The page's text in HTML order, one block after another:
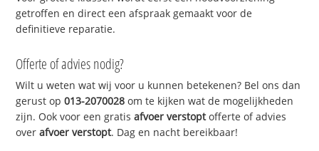
getroffen en direct een afspraak gemaakt voor de
definitieve reparatie.
Offerte of advies nodig?
Wilt u weten wat wij voor u kunnen betekenen? Bel ons dan
gerust op013-2070028 om te kijken wat de mogelijkheden
zijn. Ook voor een gratisafvoer verstoptofferte of advies
overafvoer verstopt. Dag en nacht bereikbaar!